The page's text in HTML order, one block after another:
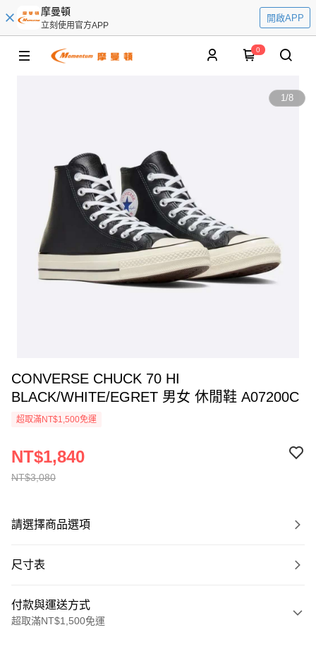
摩曼頓
立刻使用官方APP
開啟APP
0
1/8
CONVERSE CHUCK 70 HI
BLACK/WHITE/EGRET 男女 休閒鞋 A07200C
超取滿NT$1,500免運
NT$3,080
NT$1,840
請選擇商品選項
尺寸表
付款與運送方式
超取滿NT$1,500免運